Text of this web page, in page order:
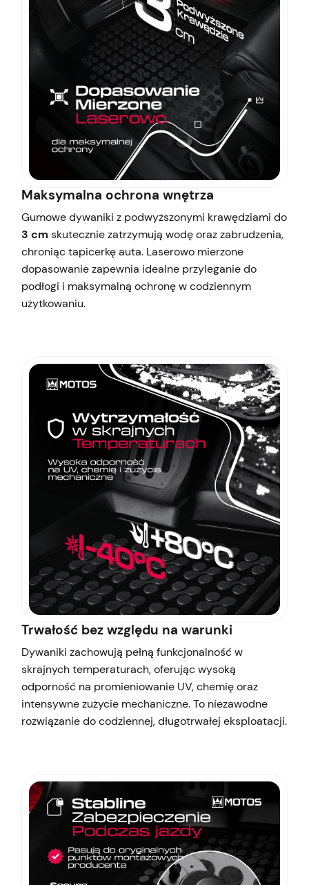
Maksymalna ochrona wnętrza
Gumowe dywaniki z podwyższonymi krawędziami do
3 cm skutecznie zatrzymują wodę oraz zabrudzenia,
chroniąc tapicerkę auta. Laserowo mierzone
dopasowanie zapewnia idealne przyleganie do
podłogi i maksymalną ochronę w codziennym
użytkowaniu.
Trwałość bez względu na warunki
Dywaniki zachowują pełną funkcjonalność w
skrajnych temperaturach, oferując wysoką
odporność na promieniowanie UV, chemię oraz
intensywne zużycie mechaniczne. To niezawodne
rozwiązanie do codziennej, długotrwałej eksploatacji.